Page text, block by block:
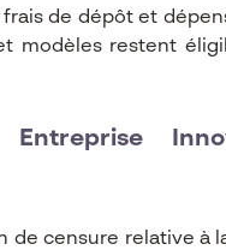
frais de dépôt et
modèles restent
Entreprise
de censure relative à